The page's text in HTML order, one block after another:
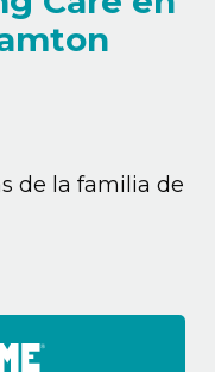
de la familia de